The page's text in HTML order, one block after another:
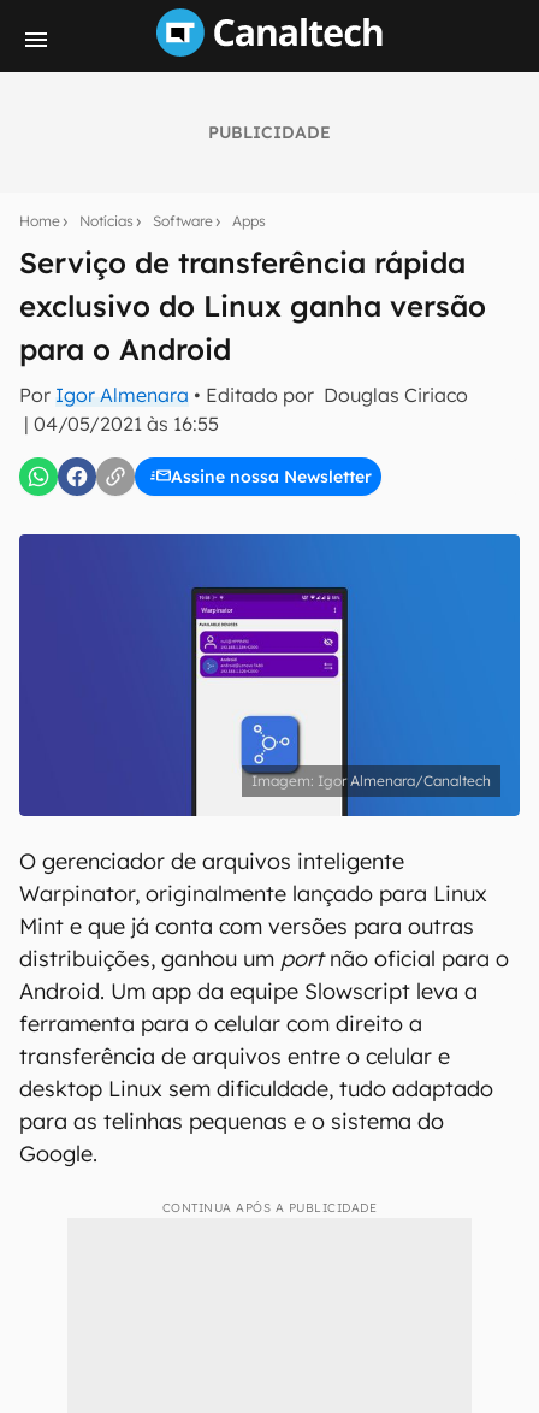
PUBLICIDADE
Home Notícias Software Apps
Serviço de transferência rápida
exclusivo do Linux ganha versão
para o Android
Por Igor Almenara • Editado por Douglas Ciriaco
| 04/05/2021 às 16:55
Assine nossa Newsletter
notícias e reviews sobre tecnologia em primeira
mão.
E-mail
inscreva-se
Confirmo que li, aceito e concordo com os Termos de
Uso e Política de Privacidade do Canaltech.
Igor Almenara/Canaltech
O gerenciador de arquivos inteligente
Warpinator, originalmente lançado para Linux
Mint e que já conta com versões para outras
distribuições, ganhou um portnão oficial para o
Android. Um app da equipe Slowscript leva a
ferramenta para o celular com direito a
transferência de arquivos entre o celular e
desktop Linux sem dificuldade, tudo adaptado
para as telinhas pequenas e o sistema do
Google.
CONTINUA APÓS A PUBLICIDADE